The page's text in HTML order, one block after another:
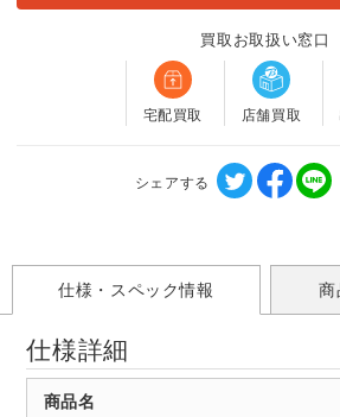
買取お取扱い窓口
宅配買取 店舗買取
シェアする
仕様・スペック情報 商
仕様詳細
商品名